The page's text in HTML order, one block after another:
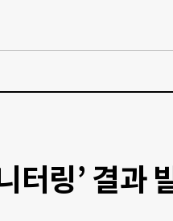
터링’ 결과